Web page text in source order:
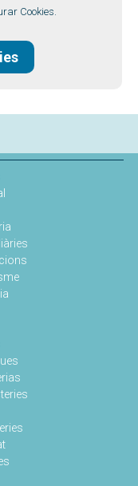
Guia de telèfons del Prat
-Avís legal
Cookies.